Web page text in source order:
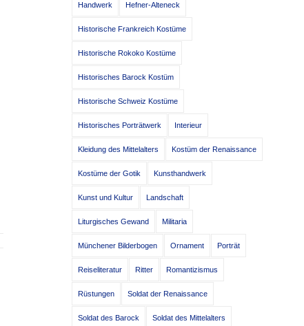
Handwerk Hefner-Alteneck
Historische Frankreich Kostüme
Historische Rokoko Kostüme
Historisches Barock Kostüm
Historische Schweiz Kostüme
Historisches Porträtwerk Interieur
Kleidung des Mittelalters Kostüm der Renaissance
Kostüme der Gotik Kunsthandwerk
Kunst und Kultur Landschaft
Liturgisches Gewand Militaria
Münchener Bilderbogen Ornament Porträt
Reiseliteratur Ritter Romantizismus
Rüstungen Soldat der Renaissance
Soldat des Barock Soldat des Mittelalters